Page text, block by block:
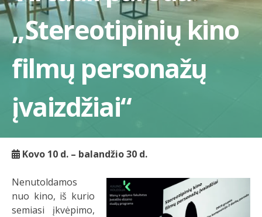
„Stereotipinių kino
filmų personažų
įvaizdžiai“
Kovo 10 d. – balandžio 30 d.
Nenutoldamos
nuo kino, iš kurio
semiasi įkvėpimo,